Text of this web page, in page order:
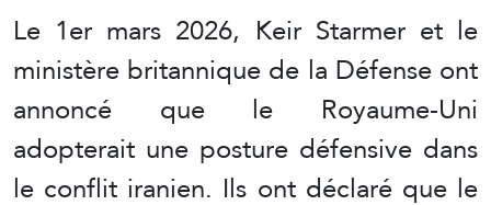
Le 1er mars 2026, Keir Starmer et le
ministère britannique de la Défense ont
annoncé que le Royaume-Uni
adopterait une posture défensive dans
le conflit iranien. Ils ont déclaré que le